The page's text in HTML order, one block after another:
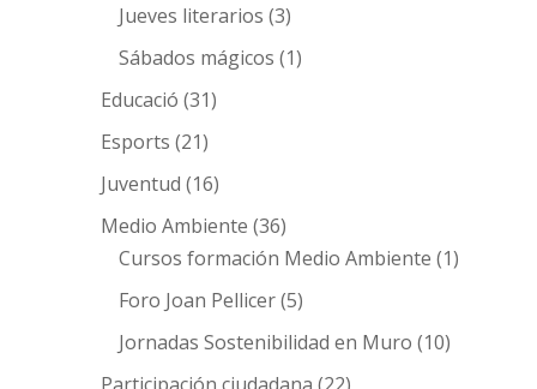
Jueves literarios (3)
Sábados mágicos (1)
Educació (31)
Esports (21)
Juventud (16)
Medio Ambiente (36)
Cursos formación Medio Ambiente (1)
Foro Joan Pellicer(5)
Jornadas Sostenibilidad en Muro (10)
Participación ciudadana (22)